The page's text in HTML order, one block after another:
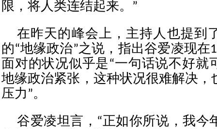
限，将人类连结起来。”
在昨天的峰会上，主持人也提到
的“地缘政治”之说，指出谷爱凌现在
面对的状况似乎是“一句话说不好就
地缘政治紧张，这种状况很难解决，
压力”。
谷爱凌坦言，“正如你所说，我今